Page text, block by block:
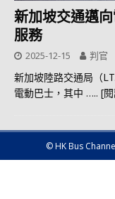
新加坡交通邁
服務
2025-12-15 判官
新加坡陸路交通局（
電動巴士，其中 ….. [
© HK Bus